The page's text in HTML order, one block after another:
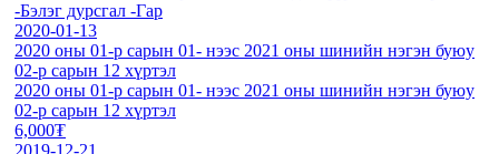
-Бэлэг дурсгал -Гар
2020-01-13
2020 оны 01-р сарын 01- нээс 2021 оны шинийн нэгэн буюу
02-р сарын 12 хүртэл
2020 оны 01-р сарын 01- нээс 2021 оны шинийн нэгэн буюу
02-р сарын 12 хүртэл
6,000₮
2019-12-21